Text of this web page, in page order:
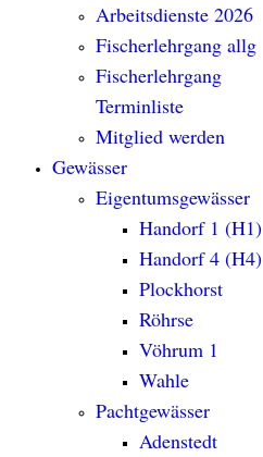
Arbeitsdienste 2026
Fischerlehrgang allg
Fischerlehrgang
Terminliste
Mitglied werden
Gewässer
Eigentumsgewässer
Handorf 1 (H1)
Handorf 4 (H4)
Plockhorst
Röhrse
Vöhrum 1
Wahle
Pachtgewässer
Adenstedt